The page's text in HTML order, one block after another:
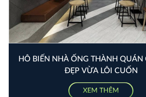
HÔ BIẾN NHÀ ỐNG THÀNH QUÁN
ĐẸP VỪA LÔI CUỐN
XEM THÊM